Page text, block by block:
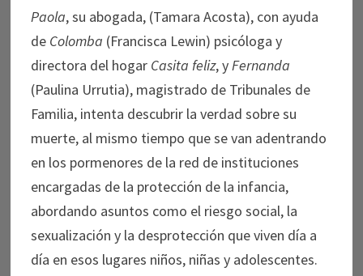
Paola, su abogada, (Tamara Acosta), con ayuda
de Colomba (Francisca Lewin) psicóloga y
directora del hogar Casita feliz, yFernanda
(Paulina Urrutia), magistrado de Tribunales de
Familia, intenta descubrir la verdad sobre su
muerte, al mismo tiempo que se van adentrando
en los pormenores de la red de instituciones
encargadas de la protección de la infancia,
abordando asuntos como el riesgo social, la
sexualización y la desprotección que viven día a
día en esos lugares niños, niñas y adolescentes.